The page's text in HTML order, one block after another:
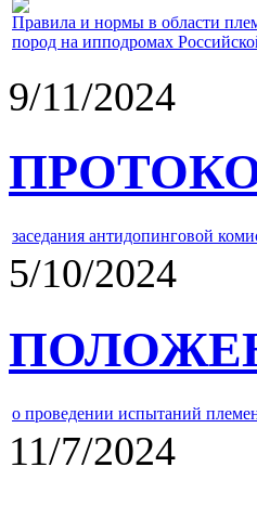
Правила и нормы в области
пород на ипподромах
9/11/2024
заседания антидопинговой
5/10/2024
о проведении испытаний
11/7/2024